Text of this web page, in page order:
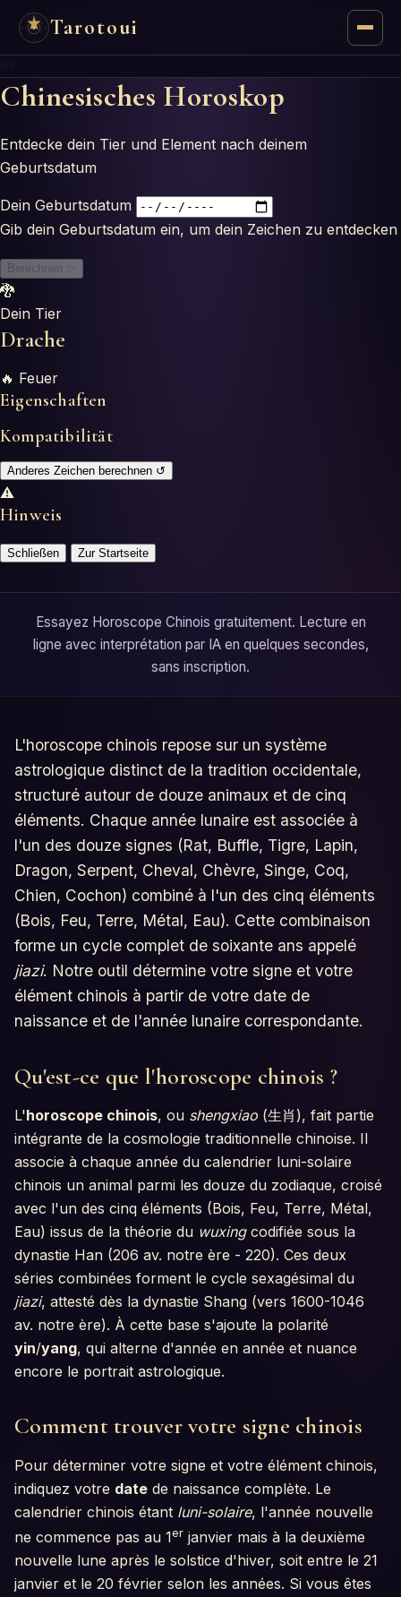
Tarotoui
Tarot
Réponses du Tarot
Oracles
Mancie
Astrologie
Horoscopes
Tests
Glossaire
Chinesisches Horoskop
Entdecke dein Tier und Element nach deinem
Geburtsdatum
Dein Geburtsdatum
Gib dein Geburtsdatum ein, um dein Zeichen zu entdecken
Berechnen
🐉
Dein Tier
Drache
🔥 Feuer
Eigenschaften
Kompatibilität
Anderes Zeichen berechnen ↺
⚠
Hinweis
Schließen Zur Startseite
Essayez Horoscope Chinois gratuitement. Lecture en
ligne avec interprétation par IA en quelques secondes,
sans inscription.
L'horoscope chinois repose sur un système
astrologique distinct de la tradition occidentale,
structuré autour de douze animaux et de cinq
éléments. Chaque année lunaire est associée à
l'un des douze signes (Rat, Buffle, Tigre, Lapin,
Dragon, Serpent, Cheval, Chèvre, Singe, Coq,
Chien, Cochon) combiné à l'un des cinq éléments
(Bois, Feu, Terre, Métal, Eau). Cette combinaison
forme un cycle complet de soixante ans appelé
jiazi. Notre outil détermine votre signe et votre
élément chinois à partir de votre date de
naissance et de l'année lunaire correspondante.
Qu'est-ce que l'horoscope chinois ?
L'horoscope chinois, ou shengxiao (生肖), fait partie
intégrante de la cosmologie traditionnelle chinoise. Il
associe à chaque année du calendrier luni-solaire
chinois un animal parmi les douze du zodiaque, croisé
avec l'un des cinq éléments (Bois, Feu, Terre, Métal,
Eau) issus de la théorie du wuxingcodifiée sous la
dynastie Han (206 av. notre ère - 220). Ces deux
séries combinées forment le cycle sexagésimal du
jiazi, attesté dès la dynastie Shang (vers 1600-1046
av. notre ère). À cette base s'ajoute la polarité
yin/yang, qui alterne d'année en année et nuance
encore le portrait astrologique.
Comment trouver votre signe chinois
Pour déterminer votre signe et votre élément chinois,
indiquez votre date de naissance complète. Le
calendrier chinois étant luni-solaire, l'année nouvelle
ne commence pas au 1er janvier mais à la deuxième
nouvelle lune après le solstice d'hiver, soit entre le 21
janvier et le 20 février selon les années. Si vous êtes